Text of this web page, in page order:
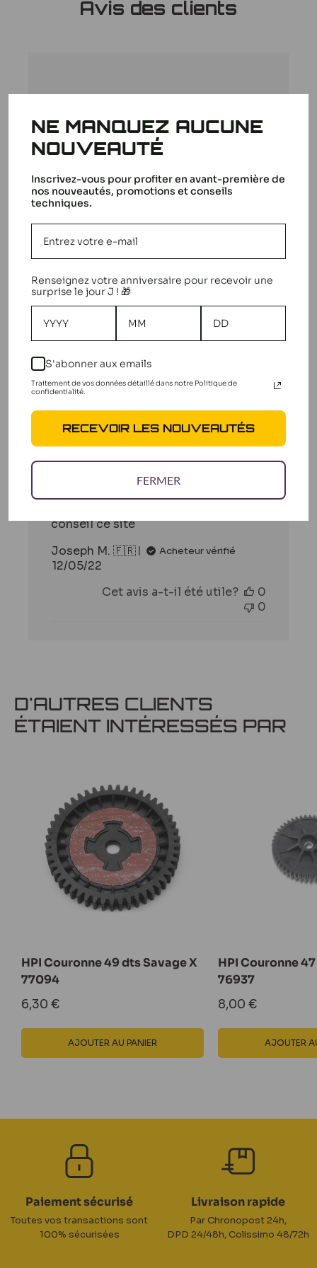
le Savage Monster Truck ou le Buggy Baja !
Avis des clients
5 Basé sur 1 avis
4
0
3
0
1
Écrire un avis
Rechercher
Filtres
conseil ce site
Joseph M. 🇫🇷
Acheteur vérifié
Date
publication
12/05/22
Cet avis a-t-il été utile?
0
0
D'AUTRES CLIENTS
ÉTAIENT INTÉRESSÉS PAR
HPI Couronne 49 dts Savage X
77094
Prix
6,30 €
AJOUTER AU PANIER
HPI Couronne
76937
Prix
8,00 €
AJOUTER
Paiement sécurisé
Toutes vos transactions sont
100% sécurisées
Livraison rapide
Par Chronopost 24h,
DPD 24/48h, Colissimo 48/72h
NE MANQUEZ AUCUNE
NOUVEAUTÉ
Inscrivez-vous pour profiter en avant-première de
nos nouveautés, promotions et conseils
techniques.
Renseignez votre anniversaire pour recevoir une
surprise le jour J ! 🎁
S'abonner aux emails
Traitement de vos données détaillé dans notre Politique de
confidentialité.
RECEVOIR LES NOUVEAUTÉS
FERMER